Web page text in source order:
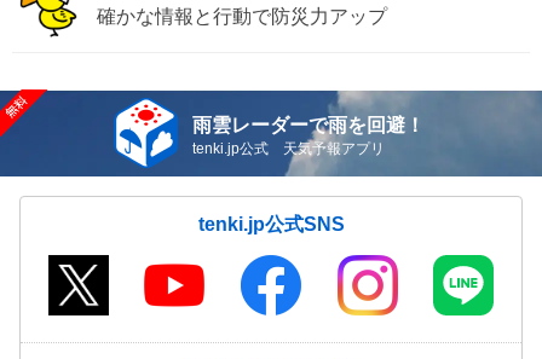
確かな情報と行動で防災力アップ
雨雲レーダーで雨を回避！
tenki.jp公式 天気予報アプリ
tenki.jp公式SNS